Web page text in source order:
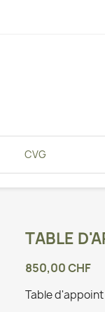
CVG
TABLE
850,00 CHF
Table